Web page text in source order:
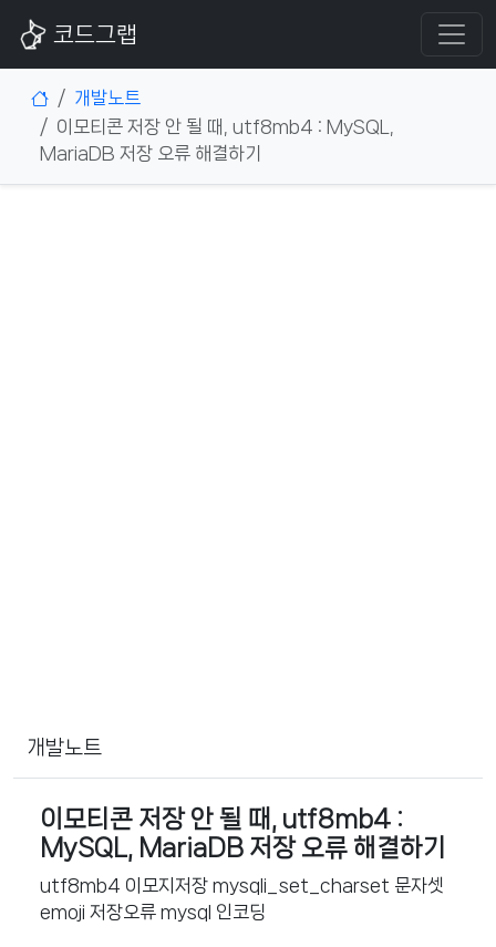
코드그랩
개발노트
이모티콘 저장 안 될 때, utf8mb4 : MySQL,
MariaDB 저장 오류 해결하기
개발노트
이모티콘 저장 안 될 때, utf8mb4 :
MySQL, MariaDB 저장 오류 해결하기
utf8mb4 이모지저장 mysqli_set_charset 문자셋
emoji 저장오류 mysql 인코딩